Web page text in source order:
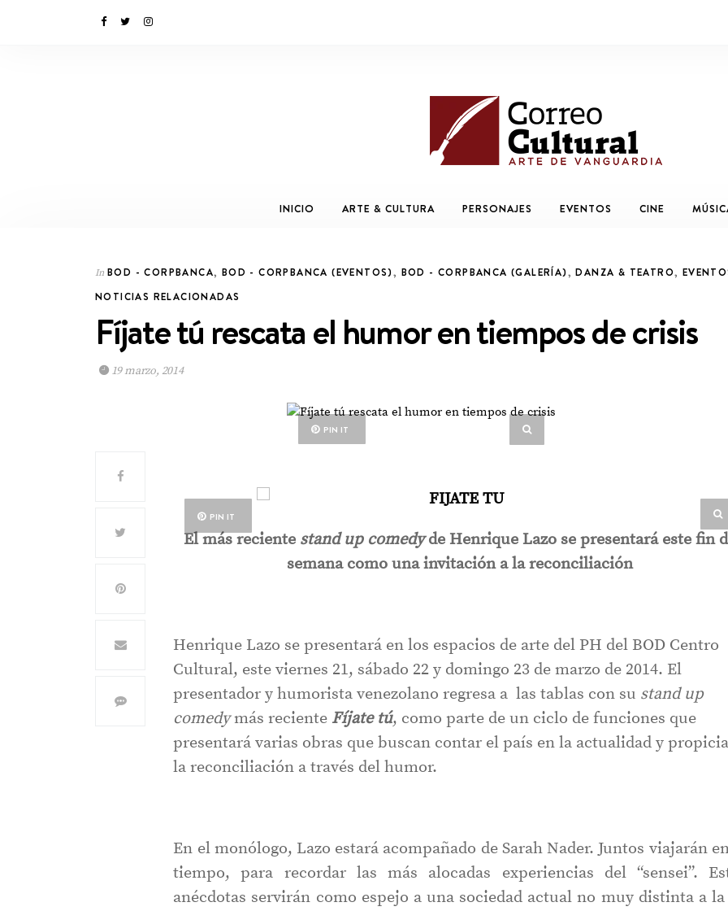
INICIO ARTE & CULTURA PERSONAJES EVENTOS CINE
In BOD - CORPBANCA, BOD - CORPBANCA (EVENTOS), BOD - CORPBANCA (GALERÍA),DANZA & TEATRO,
NOTICIAS RELACIONADAS
Fíjate tú rescata el humor en tiempos de crisis
19 marzo, 2014
PIN IT
PIN IT
El más reciente stand up comedyde Henrique Lazo se presentará este fin
semanacomo una invitación a la reconciliación
Henrique Lazo se presentará en los espacios de arte del PH del BOD Centro
Cultural, este viernes 21, sábado 22 y domingo 23 de marzo de 2014. El
presentador y humorista venezolano regresa a las tablas con su stand up
comedymás reciente Fíjate tú, como parte de un ciclo de funciones que
presentará varias obras que buscan contar el país en la actualidad y
la reconciliación a través del humor.
En el monólogo, Lazo estará acompañado de Sarah Nader. Juntos viajarán
tiempo, para recordar las más alocadas experiencias del “sensei”.
anécdotas servirán como espejo a una sociedad actual no muy distinta a la